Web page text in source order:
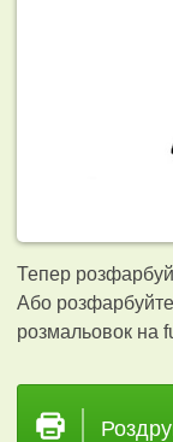
Тепер
Або
розмальовок на